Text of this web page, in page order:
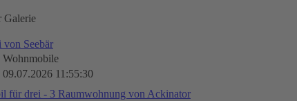
Galerie
Seebär
Wohnmobile
09.07.2026 11:55:30
für drei - 3 Raumwohnung von Ackinator